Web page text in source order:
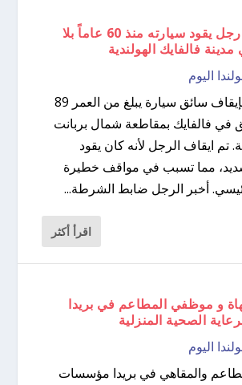
الشرطة توقف رجل يقود سيارته منذ 60 عاماً بلا
فالفايك الهولندية
اليوم
قامت الشرطة بإيقاف سائق سيارة يبلغ من العمر 89
في فالفايك بمقاطعة شمال بربانت
تم ايقاف الرجل لأنه كان يقود
مما تسبب في مواقف خطيرة
أخبر الرجل ضابط الشرطة...
اقرأ أكثر
و موظفي المطاعم في بريدا
الصحية المنزلية
اليوم
والمقاهي في بريدا مؤسسات